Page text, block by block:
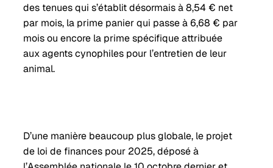
des tenues qui s’établit désormais à 8,54 € net
par mois, la prime panier qui passe à 6,68 € par
mois ou encore la prime spécifique attribuée
aux agents cynophiles pour l’entretien de leur
animal.
D’une manière beaucoup plus globale, le projet
de loi de finances pour 2025, déposé à